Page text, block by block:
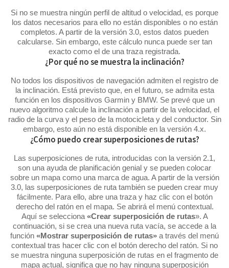
Si no se muestra ningún perfil de altitud o velocidad, es porque
los datos necesarios para ello no están disponibles o no están
completos. A partir de la versión 3.0, estos datos pueden
calcularse. Sin embargo, este cálculo nunca puede ser tan
exacto como el de una traza registrada.
¿Por qué no se muestra la inclinación?
No todos los dispositivos de navegación admiten el registro de
la inclinación. Está previsto que, en el futuro, se admita esta
función en los dispositivos Garmin y BMW. Se prevé que un
nuevo algoritmo calcule la inclinación a partir de la velocidad, el
radio de la curva y el peso de la motocicleta y del conductor. Sin
embargo, esto aún no está disponible en la versión 4.x.
¿Cómo puedo crear superposiciones de rutas?
Las superposiciones de ruta, introducidas con la versión 2.1,
son una ayuda de planificación genial y se pueden colocar
sobre un mapa como una marca de agua. A partir de la versión
3.0, las superposiciones de ruta también se pueden crear muy
fácilmente. Para ello, abre una traza y haz clic con el botón
derecho del ratón en el mapa. Se abrirá el menú contextual.
Aquí se selecciona «Crear superposición de rutas». A
continuación, si se crea una nueva ruta vacía, se accede a la
función «Mostrar superposición de rutas» a través del menú
contextual tras hacer clic con el botón derecho del ratón. Si no
se muestra ninguna superposición de rutas en el fragmento de
mapa actual, significa que no hay ninguna superposición